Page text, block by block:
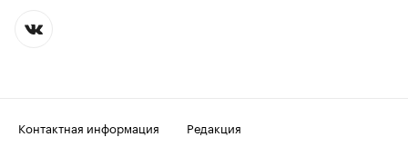
Контактная информация
Редакция